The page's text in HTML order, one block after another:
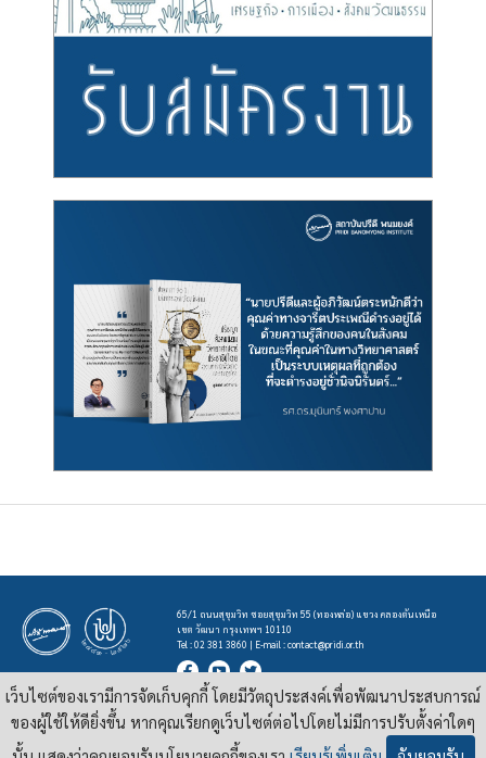
65/1 ถนนสุขุมวิท ซอยสุขุมวิท 55 (ทองหล่อ) แขวง คลองตันเหนือ
เขต วัฒนา กรุงเทพฯ 10110
Tel : 02 381 3860 | E-mail :contact@pridi.or.th
บทความ รูปภาพ และสื่ออื่นๆ ที่มีสัญลักษณ์ของสถาบันปรีดี พนมยงค์ ในเว็บไซต์https://pridi.or.th
เผยแพร่ภายใต้สัญญาอนุญาตครีเอทีฟคอมมอนส์แบบแสดงที่มา-ไม่ใช่เชิงพาณิชย์ 4.0 สากล
เว็บไซต์ของเรามีการจัดเก็บคุกกี้ โดยมีวัตถุประสงค์เพื่อพัฒนาประสบการณ์
ของผู้ใช้ให้ดียิ่งขึ้น หากคุณเรียกดูเว็บไซต์ต่อไปโดยไม่มีการปรับตั้งค่าใดๆ